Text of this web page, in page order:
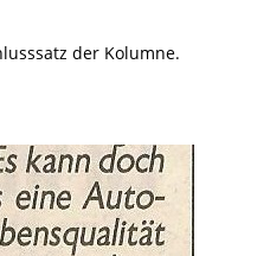
der Kolumne.